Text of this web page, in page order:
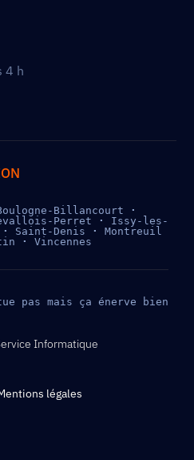
4 h
Billancourt
Perret · Issy-les-
· Saint-Denis ·
· Vincennes
pas mais ça énerve bien
Informatique
légales